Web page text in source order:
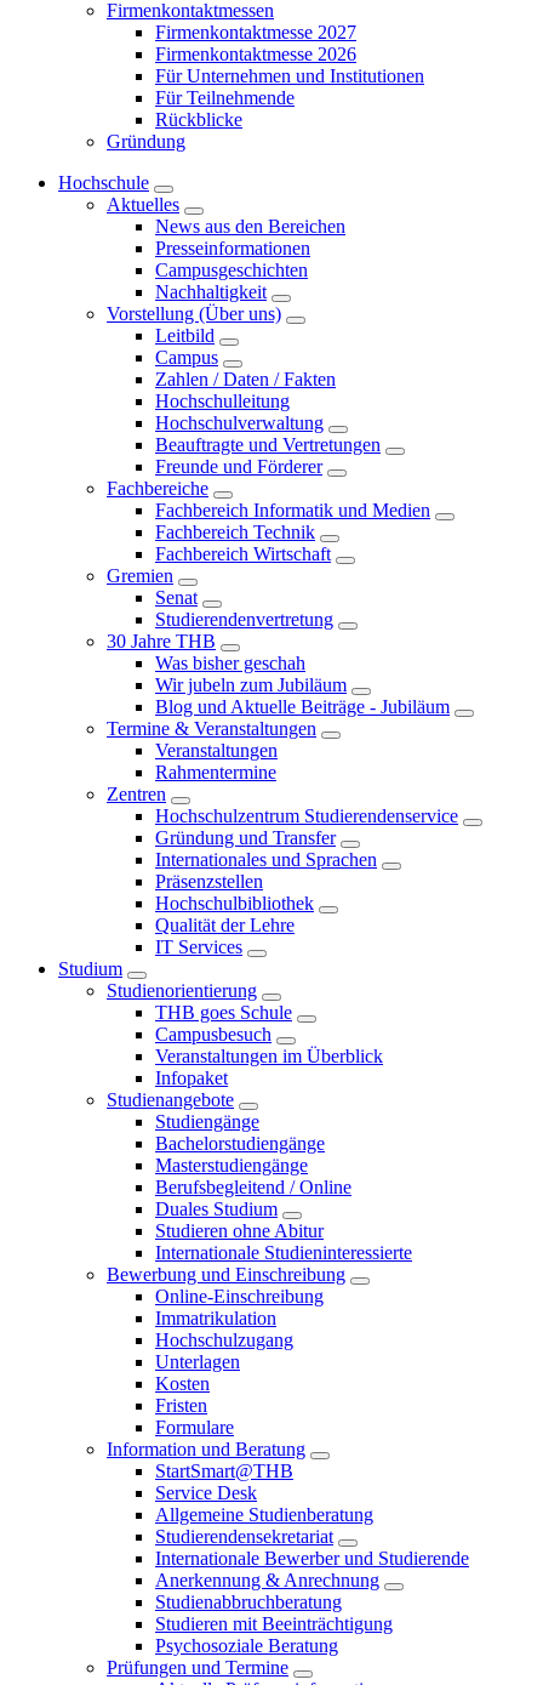
Firmenkontaktmessen
Firmenkontaktmesse 2027
Firmenkontaktmesse 2026
Für Unternehmen und Institutionen
Für Teilnehmende
Rückblicke
Gründung
Hochschule
Aktuelles
News aus den Bereichen
Presseinformationen
Campusgeschichten
Nachhaltigkeit
Vorstellung (Über uns)
Leitbild
Campus
Zahlen / Daten / Fakten
Hochschulleitung
Hochschulverwaltung
Beauftragte und Vertretungen
Freunde und Förderer
Fachbereiche
Fachbereich Informatik und Medien
Fachbereich Technik
Fachbereich Wirtschaft
Gremien
Senat
Studierendenvertretung
30 Jahre THB
Was bisher geschah
Wir jubeln zum Jubiläum
Blog und Aktuelle Beiträge - Jubiläum
Termine & Veranstaltungen
Veranstaltungen
Rahmentermine
Zentren
Hochschulzentrum Studierendenservice
Gründung und Transfer
Internationales und Sprachen
Präsenzstellen
Hochschulbibliothek
Qualität der Lehre
IT Services
Studium
Studienorientierung
THB goes Schule
Campusbesuch
Veranstaltungen im Überblick
Infopaket
Studienangebote
Studiengänge
Bachelorstudiengänge
Masterstudiengänge
Berufsbegleitend / Online
Duales Studium
Studieren ohne Abitur
Internationale Studieninteressierte
Bewerbung und Einschreibung
Online-Einschreibung
Immatrikulation
Hochschulzugang
Unterlagen
Kosten
Fristen
Formulare
Information und Beratung
StartSmart@THB
Service Desk
Allgemeine Studienberatung
Studierendensekretariat
Internationale Bewerber und Studierende
Anerkennung & Anrechnung
Studienabbruchberatung
Studieren mit Beeinträchtigung
Psychosoziale Beratung
Prüfungen und Termine